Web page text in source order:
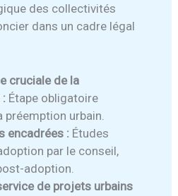
des collectivités
dans un cadre légal
cruciale de la
Étape obligatoire
préemption urbain.
encadrées : Études
par le conseil,
adoption.
de projets urbains